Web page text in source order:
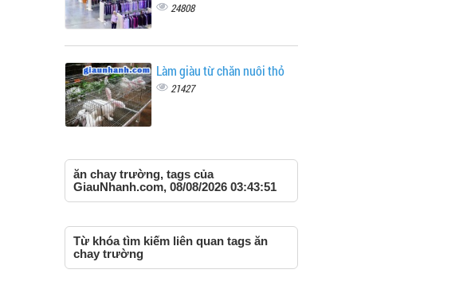
24808
Làm giàu từ chăn nuôi thỏ
21427
ăn chay trường, tags của
GiauNhanh.com, 08/08/2026 03:43:51
Từ khóa tìm kiếm liên quan tags ăn
chay trường